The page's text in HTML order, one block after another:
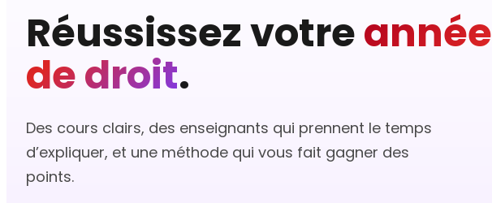
Réussissez votreannée
de droit.
Des cours clairs, des enseignants qui prennent le temps
d’expliquer, et une méthode qui vous fait gagner des
points.